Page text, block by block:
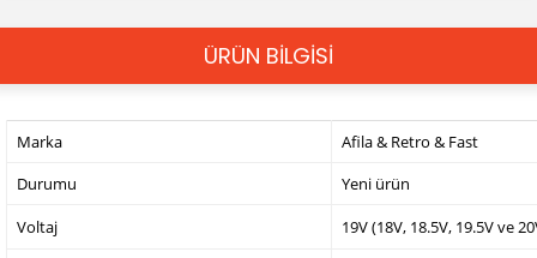
ÜRÜN BİLGİSİ
Marka
Afila & Retro & Fast
Durumu
Yeni ürün
Voltaj
19V (18V, 18.5V, 19.5V ve